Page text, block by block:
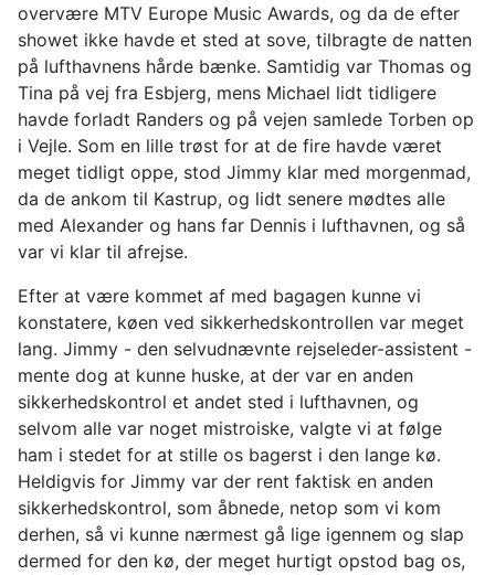
overvære MTV Europe Music Awards, og da de efter
showet ikke havde et sted at sove, tilbragte de natten
på lufthavnens hårde bænke. Samtidig var Thomas og
Tina på vej fra Esbjerg, mens Michael lidt tidligere
havde forladt Randers og på vejen samlede Torben op
i Vejle. Som en lille trøst for at de fire havde været
meget tidligt oppe, stod Jimmy klar med morgenmad,
da de ankom til Kastrup, og lidt senere mødtes alle
med Alexander og hans far Dennis i lufthavnen, og så
var vi klar til afrejse.
Efter at være kommet af med bagagen kunne vi
konstatere, køen ved sikkerhedskontrollen var meget
lang. Jimmy - den selvudnævnte rejseleder-assistent -
mente dog at kunne huske, at der var en anden
sikkerhedskontrol et andet sted i lufthavnen, og
selvom alle var noget mistroiske, valgte vi at følge
ham i stedet for at stille os bagerst i den lange kø.
Heldigvis for Jimmy var der rent faktisk en anden
sikkerhedskontrol, som åbnede, netop som vi kom
derhen, så vi kunne nærmest gå lige igennem og slap
dermed for den kø, der meget hurtigt opstod bag os,